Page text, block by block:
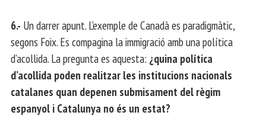
6.- Un darrer apunt. L’exemple de Canadà es paradigmàtic,
segons Foix. Es compagina la immigració amb una política
d’acollida. La pregunta es aquesta: ¿quina política
d’acollida poden realitzar les institucions nacionals
catalanes quan depenen submisament del règim
espanyol i Catalunya no és un estat?